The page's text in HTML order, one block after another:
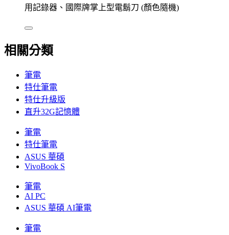
用記錄器、國際牌掌上型電鬍刀 (顏色隨機)
相關分類
筆電
特仕筆電
特仕升級版
直升32G記憶體
筆電
特仕筆電
ASUS 華碩
VivoBook S
筆電
AI PC
ASUS 華碩 AI筆電
筆電